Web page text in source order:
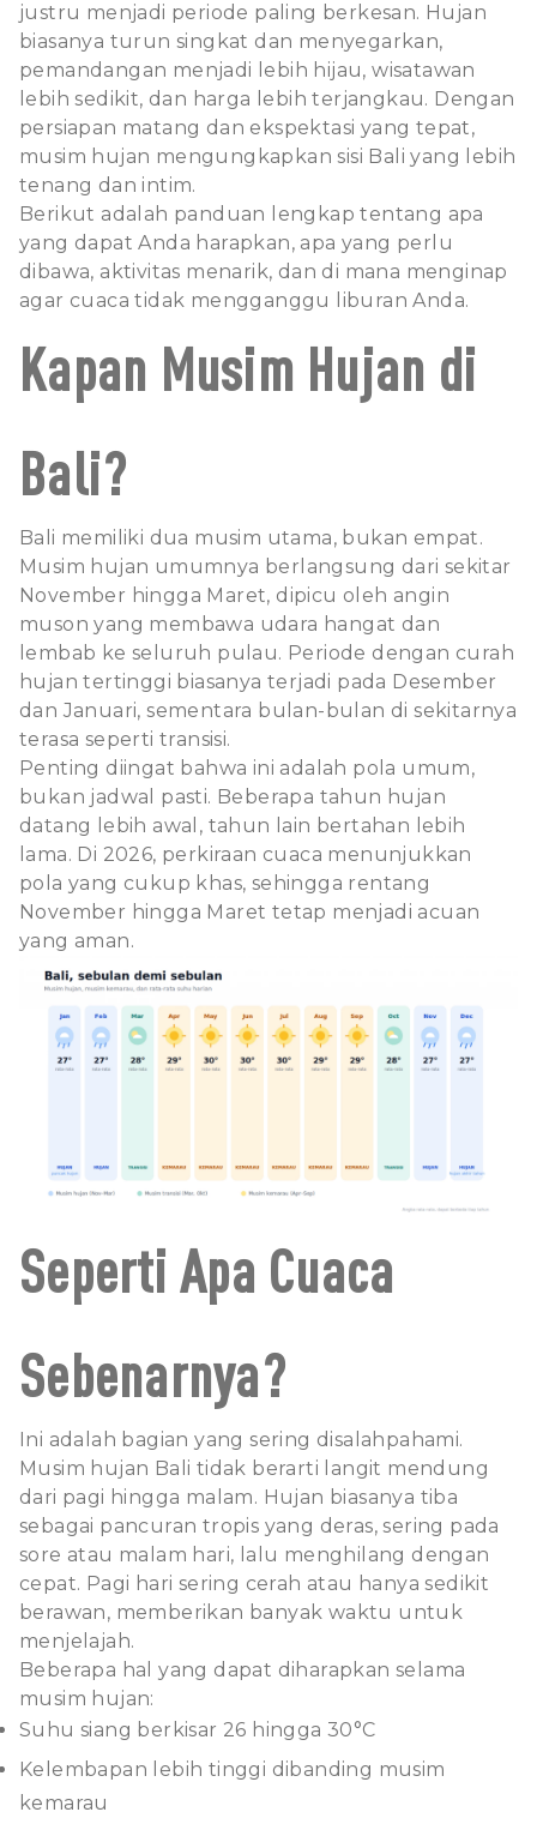
justru menjadi periode paling berkesan. Hujan
biasanya turun singkat dan menyegarkan,
pemandangan menjadi lebih hijau, wisatawan
lebih sedikit, dan harga lebih terjangkau. Dengan
persiapan matang dan ekspektasi yang tepat,
musim hujan mengungkapkan sisi Bali yang lebih
tenang dan intim.
Berikut adalah panduan lengkap tentang apa
yang dapat Anda harapkan, apa yang perlu
dibawa, aktivitas menarik, dan di mana menginap
agar cuaca tidak mengganggu liburan Anda.
Kapan Musim Hujan di
Bali?
Bali memiliki dua musim utama, bukan empat.
Musim hujan umumnya berlangsung dari sekitar
November hingga Maret, dipicu oleh angin
muson yang membawa udara hangat dan
lembab ke seluruh pulau. Periode dengan curah
hujan tertinggi biasanya terjadi pada Desember
dan Januari, sementara bulan-bulan di sekitarnya
terasa seperti transisi.
Penting diingat bahwa ini adalah pola umum,
bukan jadwal pasti. Beberapa tahun hujan
datang lebih awal, tahun lain bertahan lebih
lama. Di 2026, perkiraan cuaca menunjukkan
pola yang cukup khas, sehingga rentang
November hingga Maret tetap menjadi acuan
yang aman.
Seperti Apa Cuaca
Sebenarnya?
Ini adalah bagian yang sering disalahpahami.
Musim hujan Bali tidak berarti langit mendung
dari pagi hingga malam. Hujan biasanya tiba
sebagai pancuran tropis yang deras, sering pada
sore atau malam hari, lalu menghilang dengan
cepat. Pagi hari sering cerah atau hanya sedikit
berawan, memberikan banyak waktu untuk
menjelajah.
Beberapa hal yang dapat diharapkan selama
musim hujan:
Suhu siang berkisar 26 hingga 30°C
Kelembapan lebih tinggi dibanding musim
kemarau